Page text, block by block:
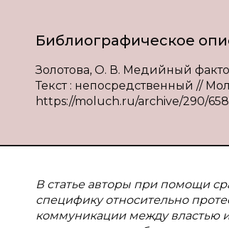
Библиографическое
Золотова, О. В. Медийный
Текст : непосредственный //
https://moluch.ru/archive/290/
В статье авторы при помощи
специфику относительно
коммуникации между властью